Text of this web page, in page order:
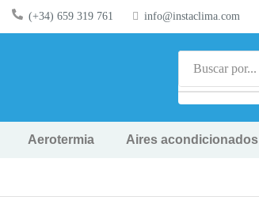
(+34) 659 319 761 info@instaclima.com
Buscar por...
Aerotermia Aires acondicionados